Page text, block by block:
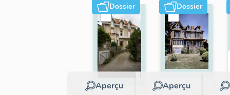
Dossier
Aperçu
Dossier
Aperçu